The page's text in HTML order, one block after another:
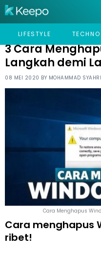
LIFESTYLE TECHNO
HOME TECHNO 3 CARA
3 Cara
Langkah demi
08 MEI 2020 BY MOHAMMAD
Cara Menghapus
Cara menghapus
ribet!